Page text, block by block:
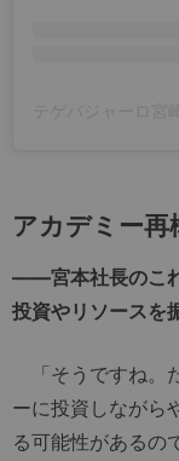
アカデミー
――宮本社長のこ
投資やリソースを
「そうですね。
ーに投資しながら
る可能性があるの